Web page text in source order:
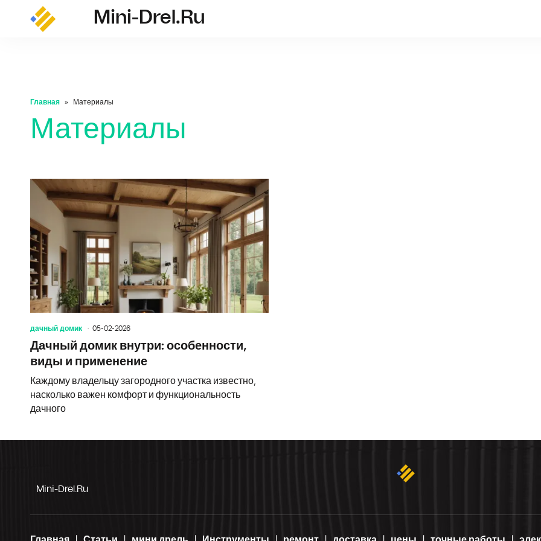
mini-drel.ru
Mini-Drel.ru
Главная Материалы
Материалы
дачный домик 05-02-2026
Дачный домик внутри: особенности,
виды и применение
Каждому владельцу загородного участка известно,
насколько важен комфорт и функциональность
дачного
Mini-Drel.ru